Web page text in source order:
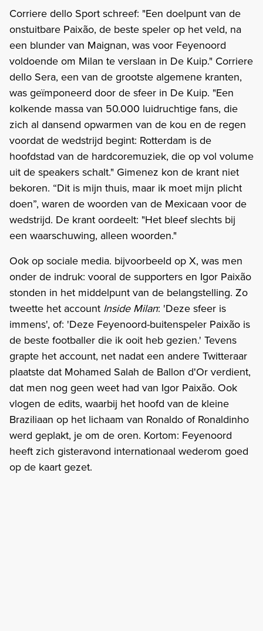
Corriere dello Sport schreef: "Een doelpunt van de
onstuitbare Paixão, de beste speler op het veld, na
een blunder van Maignan, was voor Feyenoord
voldoende om Milan te verslaan in De Kuip." Corriere
dello Sera, een van de grootste algemene kranten,
was geïmponeerd door de sfeer in De Kuip. "Een
kolkende massa van 50.000 luidruchtige fans, die
zich al dansend opwarmen van de kou en de regen
voordat de wedstrijd begint: Rotterdam is de
hoofdstad van de hardcoremuziek, die op vol volume
uit de speakers schalt." Gimenez kon de krant niet
bekoren. “Dit is mijn thuis, maar ik moet mijn plicht
doen”, waren de woorden van de Mexicaan voor de
wedstrijd. De krant oordeelt: "Het bleef slechts bij
een waarschuwing, alleen woorden."
Ook op sociale media. bijvoorbeeld op X, was men
onder de indruk: vooral de supporters en Igor Paixão
stonden in het middelpunt van de belangstelling. Zo
tweette het account Inside Milan: 'Deze sfeer is
immens', of: 'Deze Feyenoord-buitenspeler Paixão is
de beste footballer die ik ooit heb gezien.' Tevens
grapte het account, net nadat een andere Twitteraar
plaatste dat Mohamed Salah de Ballon d'Or verdient,
dat men nog geen weet had van Igor Paixão. Ook
vlogen de edits, waarbij het hoofd van de kleine
Braziliaan op het lichaam van Ronaldo of Ronaldinho
werd geplakt, je om de oren. Kortom: Feyenoord
heeft zich gisteravond internationaal wederom goed
op de kaart gezet.